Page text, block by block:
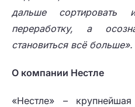
дальше
переработку, а
становиться всё больше».
О компании Нестле
«Нестле» –